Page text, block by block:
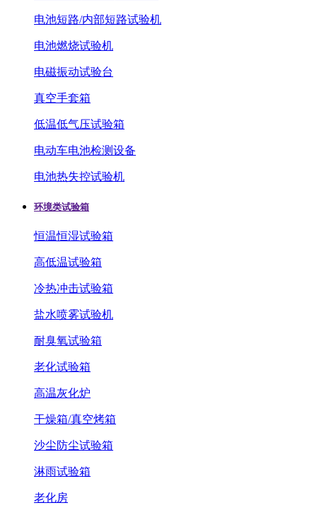
电池短路/内部短路试验机
电池燃烧试验机
电磁振动试验台
真空手套箱
低温低气压试验箱
电动车电池检测设备
电池热失控试验机
环境类试验箱
恒温恒湿试验箱
高低温试验箱
冷热冲击试验箱
盐水喷雾试验机
耐臭氧试验箱
老化试验箱
高温灰化炉
干燥箱/真空烤箱
沙尘防尘试验箱
淋雨试验箱
老化房